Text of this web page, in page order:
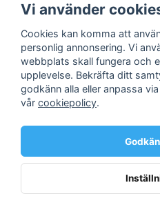
Kontakta oss
Öppettider Lager
Om Soliduct
Soliduct & Ventilation.se
Informationssidor
Returer
Villkor & Policy
Säkra betalningar
Vi använder
Cookies kan komma att
personlig annonsering. Vi
webbplats skall fungera och
upplevelse. Bekräfta ditt
godkänn alla eller anpassa
vår cookiepolicy.